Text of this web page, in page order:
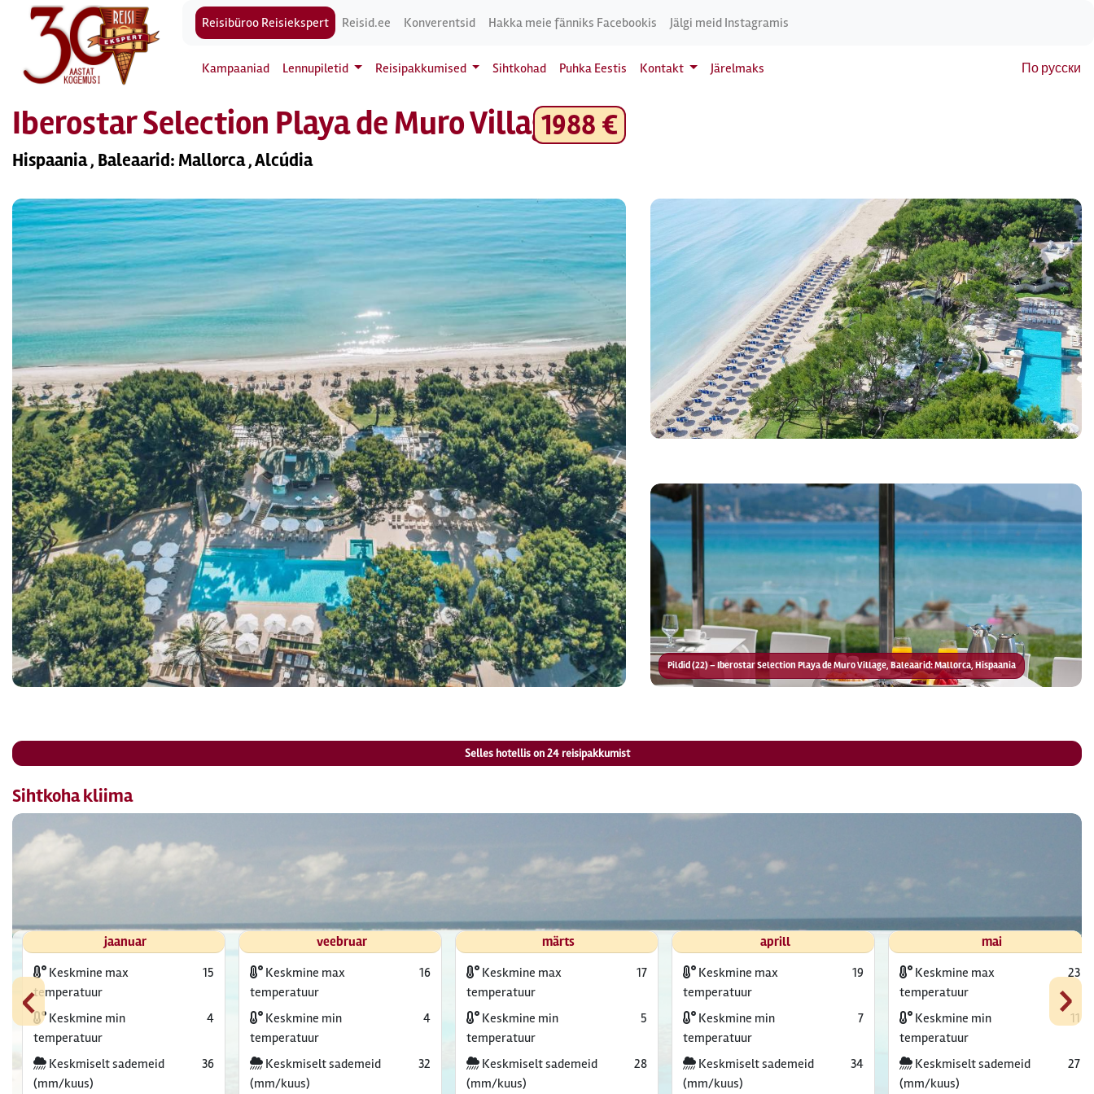
Reisibüroo Reisiekspert Reisid.ee Konverentsid Hakka meie fänniks Facebookis Jälgi meid Instagramis
Kampaaniad Lennupiletid Reisipakkumised Sihtkohad Puhka Eestis Kontakt Järelmaks По русски
Iberostar Selection Playa de Muro Village 4*
Hispaania , Baleaarid: Mallorca , Alcúdia
1988 €
Pildid (22) – Iberostar Selection Playa de Muro Village, Baleaarid: Mallorca, Hispaania
Selles hotellis on24reisipakkumist
Sihtkoha kliima
‹ ›
jaanuar
Keskmine max
temperatuur
15
Keskmine min
temperatuur
4
Keskmiselt sademeid
(mm/kuus)
36
veebruar
Keskmine max
temperatuur
16
Keskmine min
temperatuur
4
Keskmiselt sademeid
(mm/kuus)
32
märts
Keskmine max
temperatuur
17
Keskmine min
temperatuur
5
Keskmiselt sademeid
(mm/kuus)
28
aprill
Keskmine max
temperatuur
19
Keskmine min
temperatuur
7
Keskmiselt sademeid
(mm/kuus)
34
mai
Keskmine max
temperatuur
23
Keskmine min
temperatuur
11
Keskmiselt sademeid
(mm/kuus)
27